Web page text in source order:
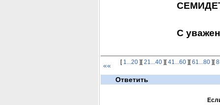
С
«« [ 1...20 ][21...40 ][41...60 ][61...80 ][
Ответить